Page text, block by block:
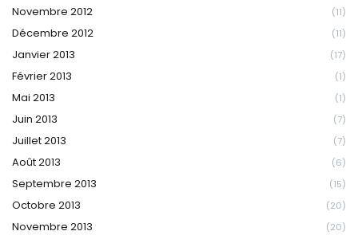
Novembre 2012 (11)
Décembre 2012 (11)
Janvier 2013 (17)
Février 2013 (1)
Mai 2013 (1)
Juin 2013 (7)
Juillet 2013 (7)
Août 2013 (6)
Septembre 2013 (15)
Octobre 2013 (20)
Novembre 2013 (20)